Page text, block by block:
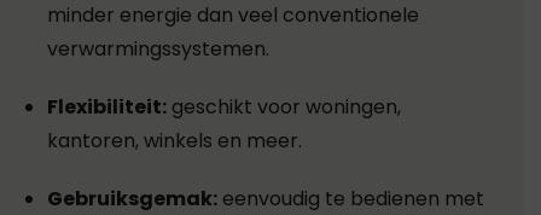
minder energie dan veel conventionele
verwarmingssystemen.
Flexibiliteit: geschikt voor woningen,
kantoren, winkels en meer.
Gebruiksgemak: eenvoudig te bedienen met